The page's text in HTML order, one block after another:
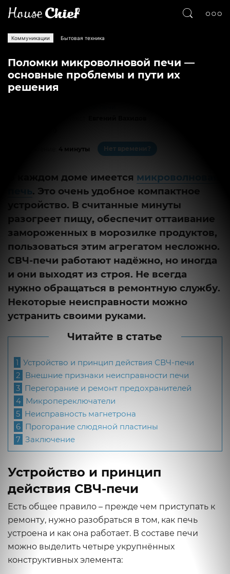
Коммуникации Бытовая техника
Поломки микроволновой печи —
основные проблемы и пути их
решения
4 минуты Нет времени?
В каждом доме имеется микроволновая
. Это очень удобное компактное
устройство. В считанные минуты
разогреет пищу, обеспечит оттаивание
замороженных в морозилке продуктов,
пользоваться этим агрегатом несложно.
СВЧ-печи работают надёжно, но иногда
и они выходят из строя. Не всегда
нужно обращаться в ремонтную службу.
Некоторые неисправности можно
устранить своими руками.
Читайте в статье
1 Устройство и принцип действия СВЧ-печи
2 Внешние признаки неисправности печи
3 Перегорание и ремонт предохранителей
4 Микропереключатели
5 Неисправность магнетрона
6 Прогорание слюдяной пластины
7 Заключение
Устройство и принцип
действия СВЧ-печи
Есть общее правило – прежде чем приступать к
ремонту, нужно разобраться в том, как печь
устроена и как она работает. В составе печи
можно выделить четыре укрупнённых
конструктивных элемента: